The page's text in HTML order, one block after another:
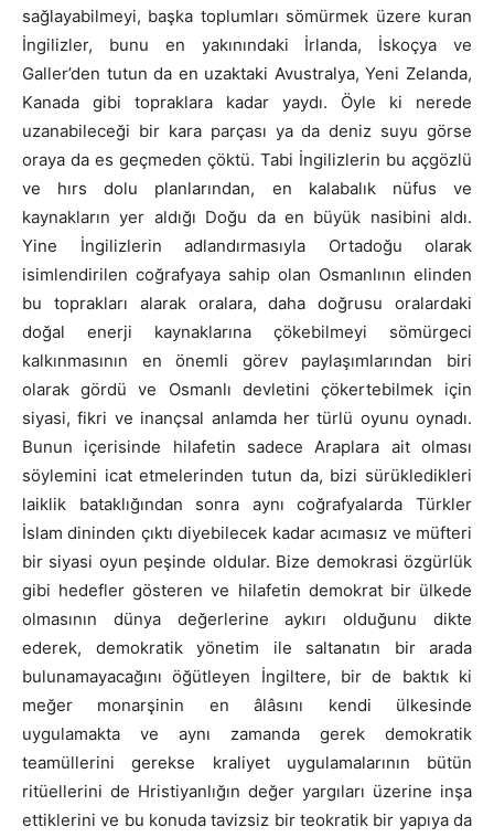
sağlayabilmeyi, başka toplumları sömürmek üzere kuran
İngilizler, bunu en yakınındaki İrlanda, İskoçya ve
Galler’den tutun da en uzaktaki Avustralya, Yeni Zelanda,
Kanada gibi topraklara kadar yaydı. Öyle ki nerede
uzanabileceği bir kara parçası ya da deniz suyu görse
oraya da es geçmeden çöktü. Tabi İngilizlerin bu açgözlü
ve hırs dolu planlarından, en kalabalık nüfus ve
kaynakların yer aldığı Doğu da en büyük nasibini aldı.
Yine İngilizlerin adlandırmasıyla Ortadoğu olarak
isimlendirilen coğrafyaya sahip olan Osmanlının elinden
bu toprakları alarak oralara, daha doğrusu oralardaki
doğal enerji kaynaklarına çökebilmeyi sömürgeci
kalkınmasının en önemli görev paylaşımlarından biri
olarak gördü ve Osmanlı devletini çökertebilmek için
siyasi, fikri ve inançsal anlamda her türlü oyunu oynadı.
Bunun içerisinde hilafetin sadece Araplara ait olması
söylemini icat etmelerinden tutun da, bizi sürükledikleri
laiklik bataklığından sonra aynı coğrafyalarda Türkler
İslam dininden çıktı diyebilecek kadar acımasız ve müfteri
bir siyasi oyun peşinde oldular. Bize demokrasi özgürlük
gibi hedefler gösteren ve hilafetin demokrat bir ülkede
olmasının dünya değerlerine aykırı olduğunu dikte
ederek, demokratik yönetim ile saltanatın bir arada
bulunamayacağını öğütleyen İngiltere, bir de baktık ki
meğer monarşinin en âlâsını kendi ülkesinde
uygulamakta ve aynı zamanda gerek demokratik
teamüllerini gerekse kraliyet uygulamalarının bütün
ritüellerini de Hristiyanlığın değer yargıları üzerine inşa
ettiklerini ve bu konuda tavizsiz bir teokratik bir yapıya da